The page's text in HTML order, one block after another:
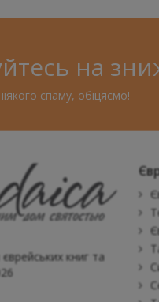
на
спаму, обіцяємо!
книг та